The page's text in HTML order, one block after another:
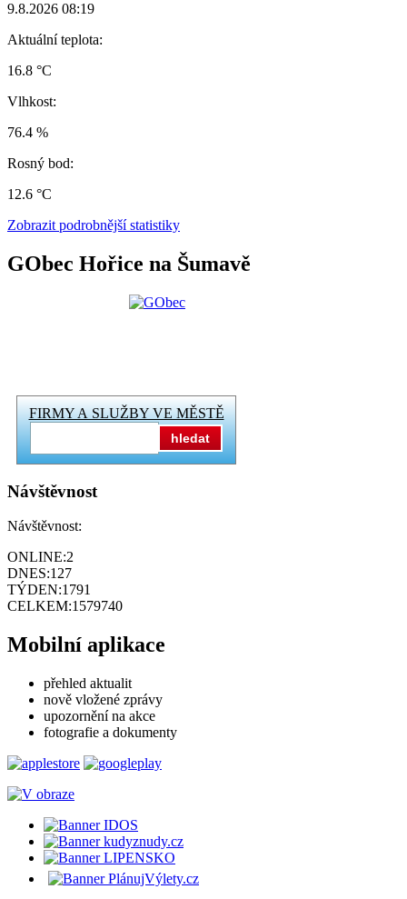
9.8.2026 08:19
Aktuální teplota:
16.8 °C
Vlhkost:
76.4 %
Rosný bod:
12.6 °C
Zobrazit podrobnější statistiky
GObec Hořice na Šumavě
FIRMY A SLUŽBY VE MĚSTĚ
hledat
Návštěvnost
Návštěvnost:
ONLINE:2
DNES:127
TÝDEN:1791
CELKEM:1579740
Mobilní aplikace
přehled aktualit
nově vložené zprávy
upozornění na akce
fotografie a dokumenty